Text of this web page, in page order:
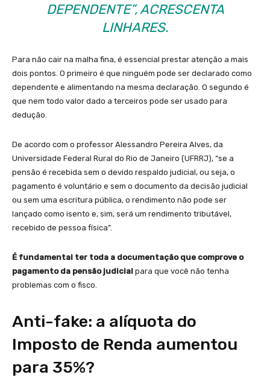
DEPENDENTE”, ACRESCENTA
LINHARES.
Para não cair na malha fina, é essencial prestar atenção a mais
dois pontos. O primeiro é que ninguém pode ser declarado como
dependente e alimentando na mesma declaração. O segundo é
que nem todo valor dado a terceiros pode ser usado para
dedução.
De acordo com o professor Alessandro Pereira Alves, da
Universidade Federal Rural do Rio de Janeiro (UFRRJ), “se a
pensão é recebida sem o devido respaldo judicial, ou seja, o
pagamento é voluntário e sem o documento da decisão judicial
ou sem uma escritura pública, o rendimento não pode ser
lançado como isento e, sim, será um rendimento tributável,
recebido de pessoa física”.
É fundamental ter toda a documentação que comprove o
pagamento da pensão judicial para que você não tenha
problemas com o fisco.
Anti-fake: a alíquota do
Imposto de Renda aumentou
para 35%?